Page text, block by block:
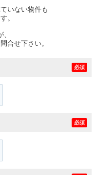
いない物件も
。
合せ下さい。
必須
必須